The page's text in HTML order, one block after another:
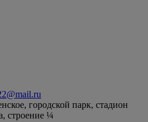
городской парк, стадион
строение ¼